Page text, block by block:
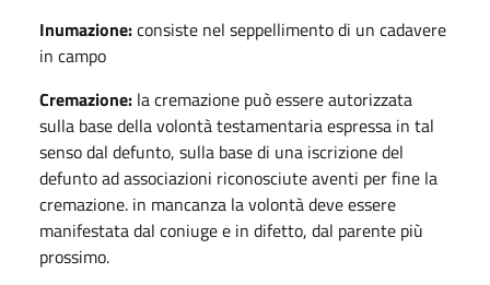
Inumazione:consiste nel seppellimento di un cadavere
in campo
Cremazione: la cremazione può essere autorizzata
sulla base della volontà testamentaria espressa in tal
senso dal defunto, sulla base di una iscrizione del
defunto ad associazioni riconosciute aventi per fine la
cremazione. in mancanza la volontà deve essere
manifestata dal coniuge e in difetto, dal parente più
prossimo.